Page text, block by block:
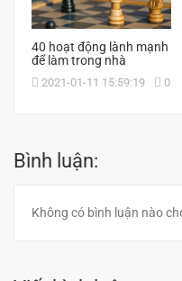
40 hoạt động lành mạnh
để làm trong nhà
2021-01-11 15:59:19 0
Bình luận:
Không có bình luận nào